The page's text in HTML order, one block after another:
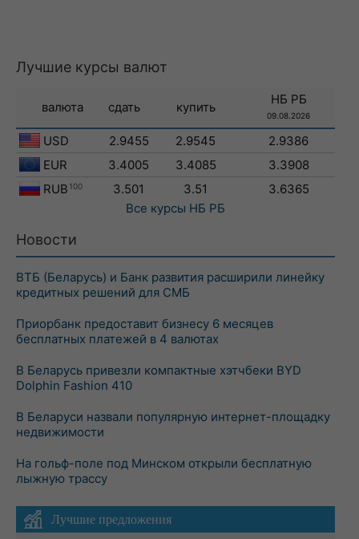
Лучшие курсы валют
валюта сдать купить
НБ РБ
09.08.2026
USD 2.9455 2.9545
2.9386
EUR
3.4005 3.4085
3.3908
RUB 100 3.501 3.51
3.6365
Все курсы НБ РБ
Новости
ВТБ (Беларусь) и Банк развития расширили линейку
кредитных решений для СМБ
Приорбанк предоставит бизнесу 6 месяцев
бесплатных платежей в 4 валютах
В Беларусь привезли компактные хэтчбеки BYD
Dolphin Fashion 410
В Беларуси назвали популярную интернет-площадку
недвижимости
На гольф-поле под Минском открыли бесплатную
лыжную трассу
Лучшие предложения